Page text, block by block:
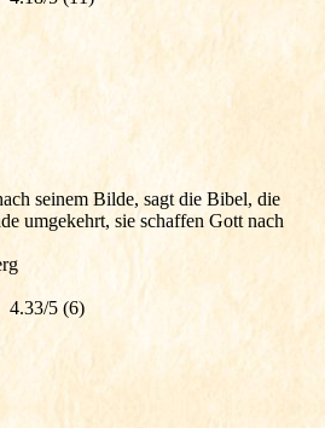
seinem Bilde, sagt die Bibel, die
umgekehrt, sie schaffen Gott nach
4.33/5 (6)